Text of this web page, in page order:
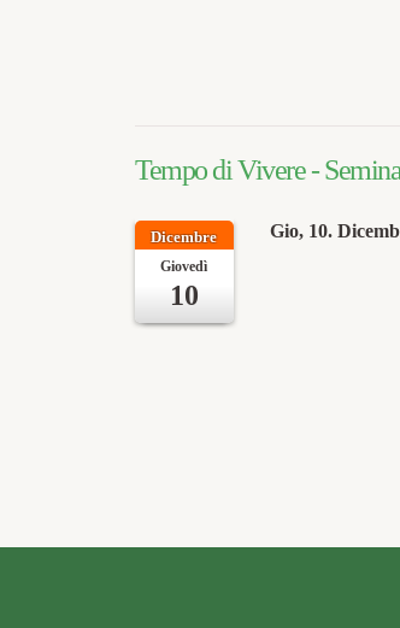
Tempo di Vivere -
Dicembre
Giovedì
10
Gio, 10.